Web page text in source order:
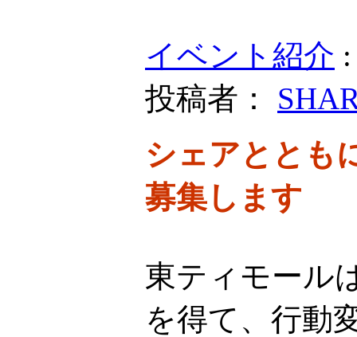
イベント紹介
投稿者：
シェアととも
募集します
東ティモール
を得て、行動